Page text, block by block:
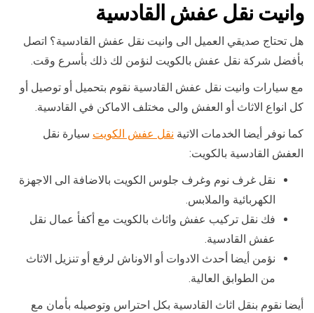
وانيت نقل عفش القادسية
هل تحتاج صديقي العميل الى وانيت نقل عفش القادسية؟ اتصل
بأفضل شركة نقل عفش بالكويت لنؤمن لك ذلك بأسرع وقت.
مع سيارات وانيت نقل عفش القادسية نقوم بتحميل أو توصيل أو
كل انواع الاثاث أو العفش والى مختلف الاماكن في القادسية.
كما نوفر أيضا الخدمات الاتية نقل عفش الكويت سيارة نقل
العفش القادسية بالكويت:
نقل غرف نوم وغرف جلوس الكويت بالاضافة الى الاجهزة
الكهربائية والملابس.
فك نقل تركيب عفش واثاث بالكويت مع أكفأ عمال نقل
عفش القادسية.
نؤمن أيضا أحدث الادوات أو الاوناش لرفع أو تنزيل الاثاث
من الطوابق العالية.
أيضا نقوم بنقل اثاث القادسية بكل احتراس وتوصيله بأمان مع